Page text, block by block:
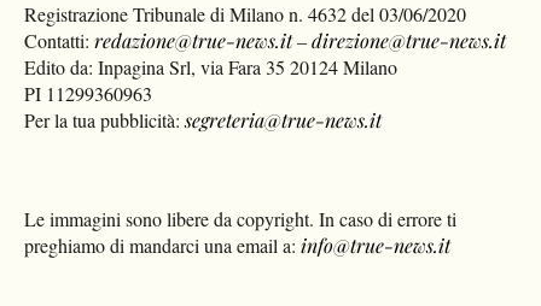
Registrazione Tribunale di Milano n. 4632 del 03/06/2020
Contatti:redazione@true-news.it–direzione@true-news.it
Edito da: Inpagina Srl, via Fara 35 20124 Milano
PI 11299360963
Per la tua pubblicità:segreteria@true-news.it
Le immagini sono libere da copyright. In caso di errore ti
preghiamo di mandarci una email a: info@true-news.it